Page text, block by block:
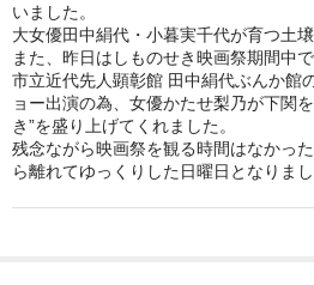
いました。
大女優田中絹代・小暮実千代が育つ土
また、昨日はしものせき映画祭期間中
市立近代先人顕彰館 田中絹代ぶんか館
ョー出演の為、女優かたせ梨乃が下関
き”を盛り上げてくれました。
残念ながら映画祭を観る時間はなかっ
ら離れてゆっくりした日曜日となりまし